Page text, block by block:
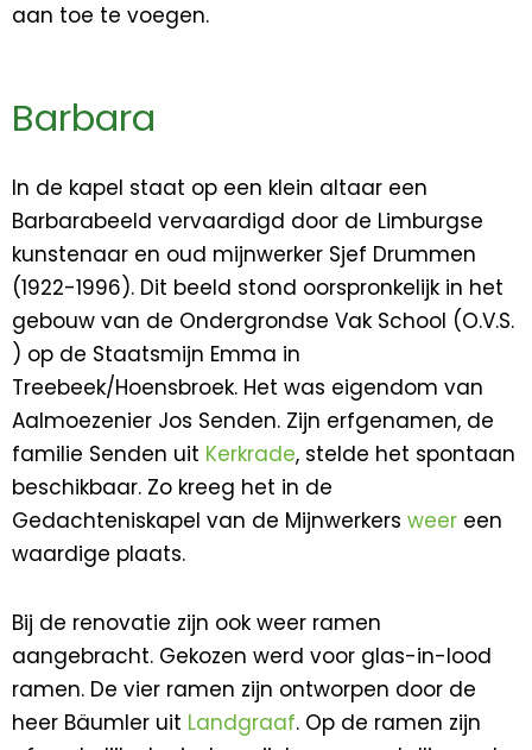
aan toe te voegen.
Barbara
In de kapel staat op een klein altaar een
Barbarabeeld vervaardigd door de Limburgse
kunstenaar en oud mijnwerker Sjef Drummen
(1922-1996). Dit beeld stond oorspronkelijk in het
gebouw van de Ondergrondse Vak School (O.V.S.
) op de Staatsmijn Emma in
Treebeek/Hoensbroek. Het was eigendom van
Aalmoezenier Jos Senden. Zijn erfgenamen, de
familie Senden uit Kerkrade, stelde het spontaan
beschikbaar. Zo kreeg het in de
Gedachteniskapel van de Mijnwerkers weer een
waardige plaats.
Bij de renovatie zijn ook weer ramen
aangebracht. Gekozen werd voor glas-in-lood
ramen. De vier ramen zijn ontworpen door de
heer Bäumler uit Landgraaf. Op de ramen zijn